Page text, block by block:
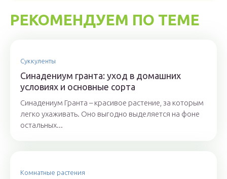
РЕКОМЕНДУЕМ ПО ТЕМЕ
Суккуленты
Синадениум гранта: уход в домашних
условиях и основные сорта
Синадениум Гранта – красивое растение, за которым
легко ухаживать. Оно выгодно выделяется на фоне
остальных...
Комнатные растения